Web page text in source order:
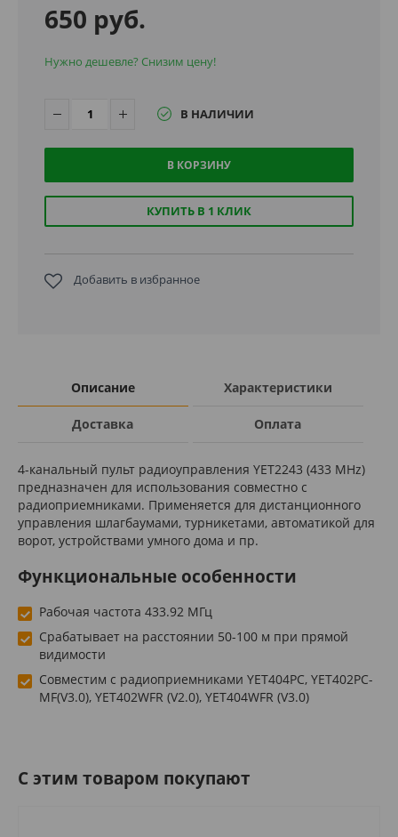
650 руб.
Нужно дешевле? Снизим цену!
В НАЛИЧИИ
В КОРЗИНУ
КУПИТЬ В 1 КЛИК
Добавить в избранное
Описание Характеристики
Доставка Оплата
4-канальный пульт радиоуправления YET2243 (433 MHz)
предназначен для использования совместно с
радиоприемниками. Применяется для дистанционного
управления шлагбаумами, турникетами, автоматикой для
ворот, устройствами умного дома и пр.
Функциональные особенности
Рабочая частота 433.92 МГц
Срабатывает на расстоянии 50-100 м при прямой
видимости
Совместим с радиоприемниками YET404PC, YET402PC-
MF(V3.0), YET402WFR (V2.0), YET404WFR (V3.0)
C этим товаром покупают